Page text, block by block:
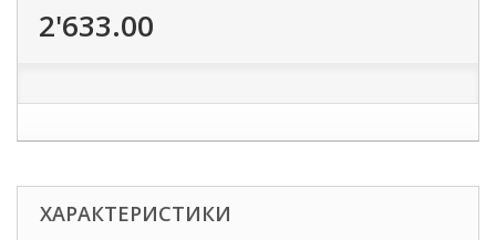
2'633.00
ХАРАКТЕРИСТИКИ